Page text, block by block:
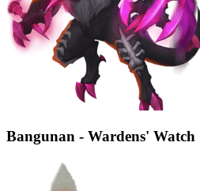
Bangunan - Wardens' Watch